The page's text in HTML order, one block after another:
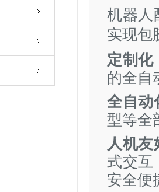
机器人
实现包
定制化
的全自
全自动
型等全
人机友
式交互
安全便